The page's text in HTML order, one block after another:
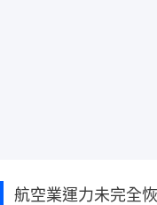
航空業運力未完全